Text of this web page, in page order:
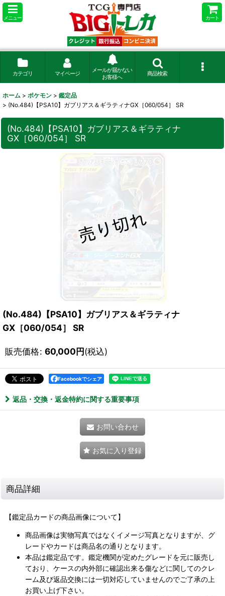
メニュー カート
カテゴリ マイページ
メールが届かない
お客様へ
商品検索
ホーム > ポケモン > 鑑定品
> (No.484)【PSA10】ガブリアス＆ギラティナGX［060/054］ SR
(No.484)【PSA10】ガブリアス＆ギラティナ
GX［060/054］ SR
(No.484)【PSA10】ガブリアス＆ギラティナ
GX［060/054］ SR
販売価格: 60,000円(税込)
Facebookでシェア
返品・交換・返金特約に関する重要事項
お問い合わせ
お気に入り登録
商品詳細
【鑑定品カードの商品画像について】
商品画像は実物写真ではなくイメージ写真となりますが、グ
レードやカードは商品名の通りとなります。
本品は鑑定品です。鑑定機関が定めたグレードを元に販売し
ており、ケースの内外部に確認出来る傷などに関してのクレ
ーム及び返品交換には一切対応していませんのでご了承の上
お買い上げ下さい。